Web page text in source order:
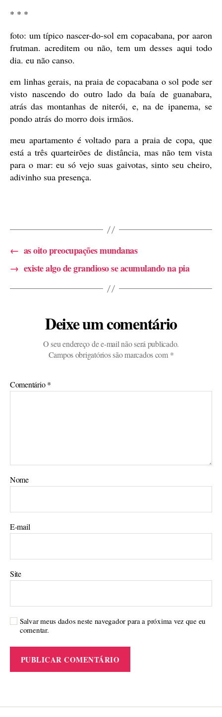
* * *
foto: um típico nascer-do-sol em copacabana, por aaron
frutman. acreditem ou não, tem um desses aqui todo
dia. eu não canso.
em linhas gerais, na praia de copacabana o sol pode ser
visto nascendo do outro lado da baía de guanabara,
atrás das montanhas de niterói, e, na de ipanema, se
pondo atrás do morro dois irmãos.
meu apartamento é voltado para a praia de copa, que
está a três quarteirões de distância, mas não tem vista
para o mar: eu só vejo suas gaivotas, sinto seu cheiro,
adivinho sua presença.
← as oito preocupações mundanas
→ existe algo de grandioso se acumulando na pia
Deixe um comentário
O seu endereço de e-mail não será publicado.
Campos obrigatórios são marcados com *
Comentário*
Nome
E-mail
Site
Salvar meus dados neste navegador para a próxima vez que eu
comentar.